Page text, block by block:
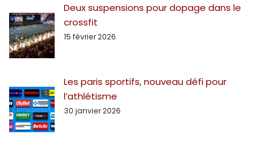
Deux suspensions pour dopage dans le
crossfit
15 février 2026
Les paris sportifs, nouveau défi pour
l’athlétisme
30 janvier 2026